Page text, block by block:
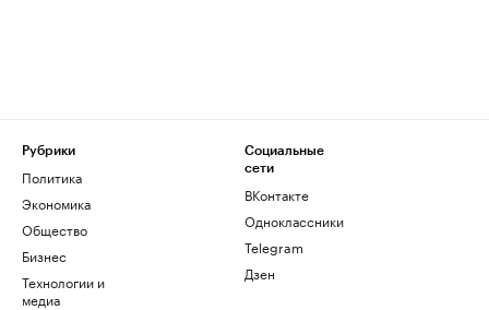
Рубрики
Политика
Экономика
Общество
Бизнес
Технологии и
медиа
Социальные
сети
ВКонтакте
Одноклассники
Telegram
Дзен